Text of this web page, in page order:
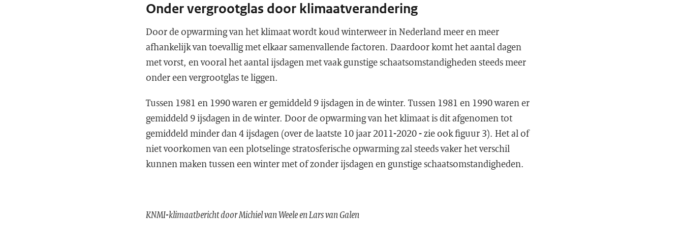
Onder vergrootglas door klimaatverandering
Door de opwarming van het klimaat wordt koud winterweer in Nederland meer en meer
afhankelijk van toevallig met elkaar samenvallende factoren. Daardoor komt het aantal dagen
met vorst, en vooral het aantal ijsdagen met vaak gunstige schaatsomstandigheden steeds meer
onder een vergrootglas te liggen.
Tussen 1981 en 1990 waren er gemiddeld 9 ijsdagen in de winter. Tussen 1981 en 1990 waren er
gemiddeld 9 ijsdagen in de winter. Door de opwarming van het klimaat is dit afgenomen tot
gemiddeld minder dan 4 ijsdagen (over de laatste 10 jaar 2011-2020 - zie ook figuur 3). Het al of
niet voorkomen van een plotselinge stratosferische opwarming zal steeds vaker het verschil
kunnen maken tussen een winter met of zonder ijsdagen en gunstige schaatsomstandigheden.
KNMI-klimaatbericht door Michiel van Weele en Lars van Galen